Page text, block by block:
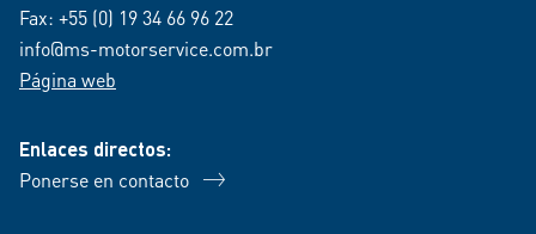
Fax: +55 (0) 19 34 66 96 22
info@ms-motorservice.com.br
Página web
Enlaces directos:
Ponerse en contacto